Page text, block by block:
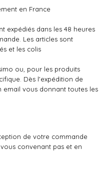
en France
expédiés dans les 48 heures
Les articles sont
et les colis
ou, pour les produits
Dès l'expédition de
vous donnant toutes les
de votre commande
convenant pas et en